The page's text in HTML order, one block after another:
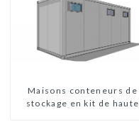
Maisons conteneurs de
stockage en kit de haute